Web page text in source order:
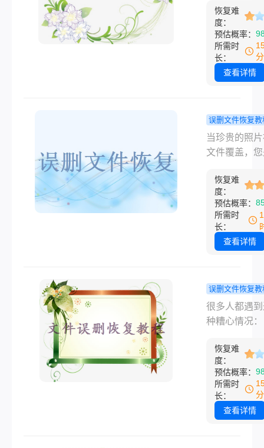
具、系统自
和专业服务
你在不同场
大程度找回
数据。
南！
料删除的情
对文件夹误
么恢复的难
多人第一反
慌失措，担
法并第一时
对磁盘的写
作，找回数
功率非常高
将为你详细
种实用的恢
案，助你轻
数据危机。
恢复难
度：
预估概率：
所需时
长：
查看详情
误删文件恢复教
覆盖的图片
恢复？3大
（2026实
当珍贵的照
文件覆盖，
盖的图片怎
复”？95%的
操作失误导
丢失！据
《数据恢复
可达65%+（
前超85%）
由国家级数
团队实测撰
格依据ISO/
27040标准
种仅用官方
零二次覆盖
恢复方案。
焦“安全操作
恢复难
度：
预估概率：
所需时
长：
查看详情
误删文件恢复教
脑文件彻底
清空回收站
靠谱恢复方
很多人都遇
种糟心情况
人照片、重
料，不小心
底删除，还
空了回收站
找不到任何
恢复难
度：
预估概率：
所需时
长：
查看详情